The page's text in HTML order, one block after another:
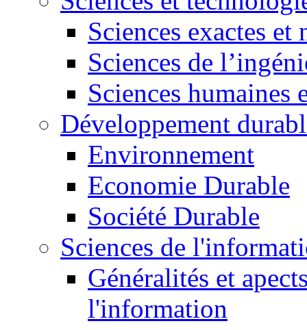
Sciences exactes et
Sciences de
Sciences humaines
Développement
Environnement
Economie Durable
Société Durable
Sciences de
Généralités et
l'information